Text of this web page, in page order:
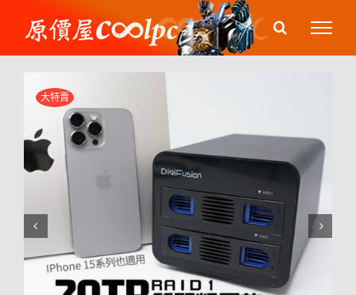
content
大特賣
 